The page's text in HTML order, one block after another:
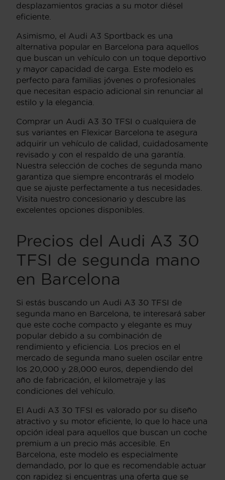
desplazamientos gracias a su motor diésel
eficiente.
Asimismo, el Audi A3 Sportback es una
alternativa popular en Barcelona para aquellos
que buscan un vehículo con un toque deportivo
y mayor capacidad de carga. Este modelo es
perfecto para familias jóvenes o profesionales
que necesitan espacio adicional sin renunciar al
estilo y la elegancia.
Comprar un Audi A3 30 TFSI o cualquiera de
sus variantes en Flexicar Barcelona te asegura
adquirir un vehículo de calidad, cuidadosamente
revisado y con el respaldo de una garantía.
Nuestra selección de coches de segunda mano
garantiza que siempre encontrarás el modelo
que se ajuste perfectamente a tus necesidades.
Visita nuestro concesionario y descubre las
excelentes opciones disponibles.
Precios del Audi A3 30
TFSI de segunda mano
en Barcelona
Si estás buscando un Audi A3 30 TFSI de
segunda mano en Barcelona, te interesará saber
que este coche compacto y elegante es muy
popular debido a su combinación de
rendimiento y eficiencia. Los precios en el
mercado de segunda mano suelen oscilar entre
los 20,000 y 28,000 euros, dependiendo del
año de fabricación, el kilometraje y las
condiciones del vehículo.
El Audi A3 30 TFSI es valorado por su diseño
atractivo y su motor eficiente, lo que lo hace una
opción ideal para aquellos que buscan un coche
premium a un precio más accesible. En
Barcelona, este modelo es especialmente
demandado, por lo que es recomendable actuar
con rapidez si encuentras una oferta que se